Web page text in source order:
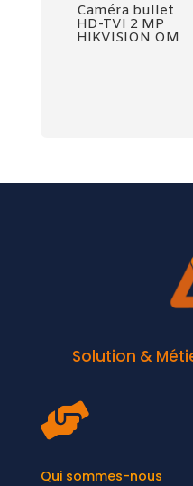
Caméra bullet
HD-TVI 2 MP
HIKVISION OM
Solution &

Qui sommes-nous